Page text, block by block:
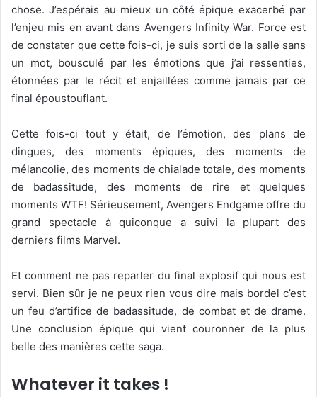
chose. J’espérais au mieux un côté épique exacerbé par
l’enjeu mis en avant dans Avengers Infinity War. Force est
de constater que cette fois-ci, je suis sorti de la salle sans
un mot, bousculé par les émotions que j’ai ressenties,
étonnées par le récit et enjaillées comme jamais par ce
final époustouflant.
Cette fois-ci tout y était, de l’émotion, des plans de
dingues, des moments épiques, des moments de
mélancolie, des moments de chialade totale, des moments
de badassitude, des moments de rire et quelques
moments WTF! Sérieusement, Avengers Endgame offre du
grand spectacle à quiconque a suivi la plupart des
derniers films Marvel.
Et comment ne pas reparler du final explosif qui nous est
servi. Bien sûr je ne peux rien vous dire mais bordel c’est
un feu d’artifice de badassitude, de combat et de drame.
Une conclusion épique qui vient couronner de la plus
belle des manières cette saga.
Whatever it takes !